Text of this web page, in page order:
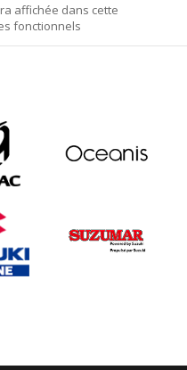
affichée dans cette
fonctionnels